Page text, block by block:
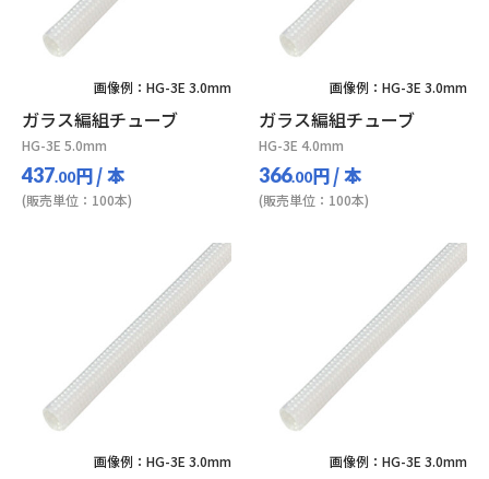
画像例：HG-3E 3.0mm
ガラス編組チューブ
HG-3E 5.0mm
437.00円/ 本
(販売単位：100本)
画像例：HG-3E 3.0mm
ガラス編組チューブ
HG-3E 4.0mm
366.00円/ 本
(販売単位：100本)
画像例：HG-3E 3.0mm 画像例：HG-3E 3.0mm